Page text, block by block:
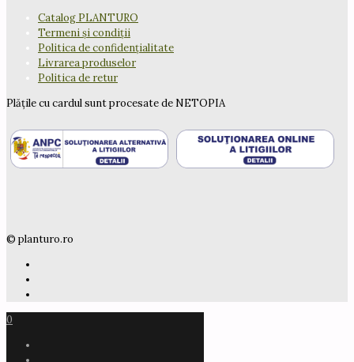
Catalog PLANTURO
Termeni și condiții
Politica de confidențialitate
Livrarea produselor
Politica de retur
Plățile cu cardul sunt procesate de NETOPIA
© planturo.ro
0